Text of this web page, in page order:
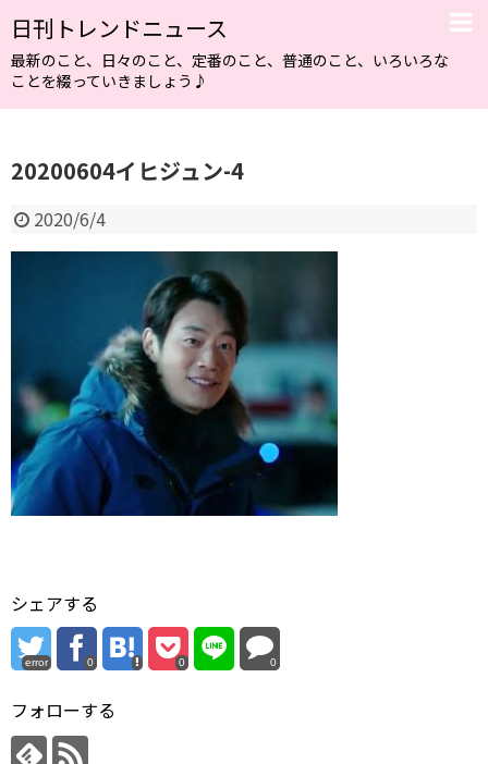
日刊トレンドニュース
最新のこと、日々のこと、定番のこと、普通のこと、いろいろな
ことを綴っていきましょう♪
20200604イヒジュン-4
2020/6/4
シェアする
error 0 0 0
フォローする